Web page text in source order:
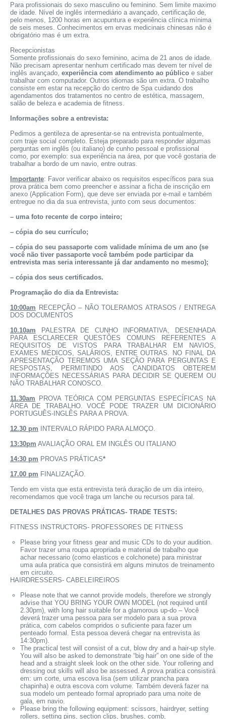
Para profissionais do sexo masculino ou feminino. Sem limite maximo
de idade. Nível de inglês intermediário a avançado, certificação de,
pelo menos, 1200 horas em acupuntura e experiência clínica mínima
de seis meses. Conhecimentos em ervas medicinais chinesas não é
obrigatório mas é um extra.
Recepcionistas
Somente profissionais do sexo feminino, acima de 21 anos de idade.
Não precisam apresentar nenhum certificado mas devem ter nível de
inglês avançado, experiência com atendimento ao público e saber
trabalhar com computador. Outros idiomas são um extra. O trabalho
consiste em estar na recepção do centro de Spa cuidando dos
agendamentos dos tratamentos no centro de estética, massagem,
salão de beleza e academia de fitness.
Informações sobre a entrevista:
Pedimos a gentileza de apresentar-se na entrevista pontualmente,
com traje social completo. Esteja preparado para responder algumas
perguntas em inglês (ou italiano) de cunho pessoal e profissional
como, por exemplo: sua experiência na área, por que você gostaria de
trabalhar a bordo de um navio, entre outras.
Importante: Favor verificar abaixo os requisitos específicos para sua
prova prática bem como preencher e assinar a ficha de inscrição em
anexo (Application Form), que deve ser enviada por e-mail e também
entregue no dia da sua entrevista, junto com seus documentos:
– uma foto recente de corpo inteiro;
– cópia do seu currículo;
– cópia do seu passaporte com validade mínima de um ano (se
você não tiver passaporte você também pode participar da
entrevista mas seria interessante já dar andamento no mesmo);
– cópia dos seus certificados.
Programação do dia da Entrevista:
10:00am RECEPÇÃO – NÃO TOLERAMOS ATRASOS / ENTREGA
DOS DOCUMENTOS
10.10am PALESTRA DE CUNHO INFORMATIVA, DESENHADA
PARA ESCLARECER QUESTÕES COMUNS REFERENTES A
REQUISITOS DE VISTOS PARA TRABALHAR EM NAVIOS,
EXAMES MÉDICOS, SALÁRIOS, ENTRE OUTRAS. NO FINAL DA
APRESENTAÇÃO TEREMOS UMA SEÇÃO PARA PERGUNTAS E
RESPOSTAS, PERMITINDO AOS CANDIDATOS OBTEREM
INFORMAÇÕES NECESSÁRIAS PARA DECIDIR SE QUEREM OU
NÃO TRABALHAR CONOSCO.
11.30am
PROVA TEÓRICA COM PERGUNTAS ESPECÍFICAS NA
ÁREA DE TRABALHO. VOCÊ PODE TRAZER UM DICIONÁRIO
PORTUGUÊS-INGLÊS PARA A PROVA.
12.30 pm INTERVALO RÁPIDO PARA ALMOÇO.
13:30pm AVALIAÇÃO ORAL EM INGLÊS OU ITALIANO
14:30 pm PROVAS PRÁTICAS*
17.00 pm FINALIZAÇÃO.
Tendo em vista que esta entrevista terá duração de um dia inteiro,
recomendamos que você traga um lanche ou recursos para tal.
DETALHES DAS PROVAS PRÁTICAS- TRADE TESTS:
FITNESS INSTRUCTORS- PROFESSORES DE FITNESS
Please bring your fitness gear and music CDs to do your audition.
Favor trazer uma roupa apropriada e material de trabalho que
achar necessario (como elasticos e colchonete) para ministrar
uma aula pratica que consistirá em alguns minutos de treinamento
em circuito.
HAIRDRESSERS- CABELEIREIROS
Please note that we cannot provide models, therefore we strongly
advise that YOU BRING YOUR OWN MODEL (not required until
2.30pm), with long hair suitable for a glamorous up-do – Você
deverá trazer uma pessoa para ser modelo para a sua prova
prática, com cabelos compridos o suficiente para fazer um
penteado formal. Esta pessoa deverá chegar na entrevista às
14:30pm).
The practical test will consist of a cut, blow dry and a hair-up style.
You will also be asked to demonstrate “big hair” on one side of the
head and a straight sleek look on the other side. Your rollering and
dressing out skills will also be assessed. A prova pratica consistirá
em: um corte, uma escova lisa (sem utilizar prancha para
chapinha) e outra escova com volume. Também deverá fazer na
sua modelo um penteado formal apropriado para uma noite de
gala, em navio.
Please bring the following equipment: scissors, hairdryer, setting
rollers, setting pins, section clips, brushes, comb,